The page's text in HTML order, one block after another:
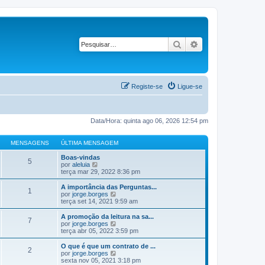
Pesquisar
Ligue-se
Registe-se
Data/Hora: quinta ago 06, 2026 12:54 pm
MENSAGENS ÚLTIMA MENSAGEM
5
Boas-vindas
por aleluia
e
j
a
a
ú
i
m
a
e
n
s
terça mar 29, 2022 8:36 pm
1
A importância das Perguntas...
por jorge.borges
e
j
a
ú
i
m
terça set 14, 2021 9:59 am
7
A promoção da leitura na sa...
por jorge.borges
e
j
a
ú
terça abr 05, 2022 3:59 pm
2
O que é que um contrato de ...
por jorge.borges
e
sexta nov 05, 2021 3:18 pm